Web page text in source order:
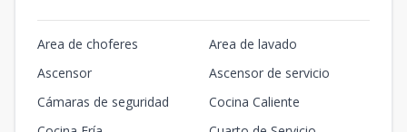
Area de choferes
Area de lavado
Ascensor
Ascensor de servicio
Cámaras de seguridad
Cocina Caliente